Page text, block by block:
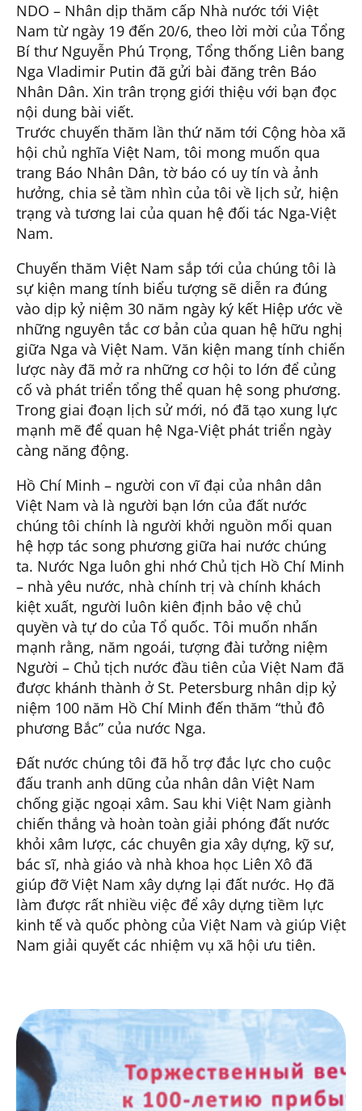
NDO – Nhân dịp thăm cấp Nhà nước tới Việt
Nam từ ngày 19 đến 20/6, theo lời mời của Tổng
Bí thư Nguyễn Phú Trọng, Tổng thống Liên bang
Nga Vladimir Putin đã gửi bài đăng trên Báo
Nhân Dân. Xin trân trọng giới thiệu với bạn đọc
nội dung bài viết.
Trước chuyến thăm lần thứ năm tới Cộng hòa xã
hội chủ nghĩa Việt Nam, tôi mong muốn qua
trang Báo Nhân Dân, tờ báo có uy tín và ảnh
hưởng, chia sẻ tầm nhìn của tôi về lịch sử, hiện
trạng và tương lai của quan hệ đối tác Nga-Việt
Nam.
Chuyến thăm Việt Nam sắp tới của chúng tôi là
sự kiện mang tính biểu tượng sẽ diễn ra đúng
vào dịp kỷ niệm 30 năm ngày ký kết Hiệp ước về
những nguyên tắc cơ bản của quan hệ hữu nghị
giữa Nga và Việt Nam. Văn kiện mang tính chiến
lược này đã mở ra những cơ hội to lớn để củng
cố và phát triển tổng thể quan hệ song phương.
Trong giai đoạn lịch sử mới, nó đã tạo xung lực
mạnh mẽ để quan hệ Nga-Việt phát triển ngày
càng năng động.
Hồ Chí Minh – người con vĩ đại của nhân dân
Việt Nam và là người bạn lớn của đất nước
chúng tôi chính là người khởi nguồn mối quan
hệ hợp tác song phương giữa hai nước chúng
ta. Nước Nga luôn ghi nhớ Chủ tịch Hồ Chí Minh
– nhà yêu nước, nhà chính trị và chính khách
kiệt xuất, người luôn kiên định bảo vệ chủ
quyền và tự do của Tổ quốc. Tôi muốn nhấn
mạnh rằng, năm ngoái, tượng đài tưởng niệm
Người – Chủ tịch nước đầu tiên của Việt Nam đã
được khánh thành ở St. Petersburg nhân dịp kỷ
niệm 100 năm Hồ Chí Minh đến thăm “thủ đô
phương Bắc” của nước Nga.
Đất nước chúng tôi đã hỗ trợ đắc lực cho cuộc
đấu tranh anh dũng của nhân dân Việt Nam
chống giặc ngoại xâm. Sau khi Việt Nam giành
chiến thắng và hoàn toàn giải phóng đất nước
khỏi xâm lược, các chuyên gia xây dựng, kỹ sư,
bác sĩ, nhà giáo và nhà khoa học Liên Xô đã
giúp đỡ Việt Nam xây dựng lại đất nước. Họ đã
làm được rất nhiều việc để xây dựng tiềm lực
kinh tế và quốc phòng của Việt Nam và giúp Việt
Nam giải quyết các nhiệm vụ xã hội ưu tiên.